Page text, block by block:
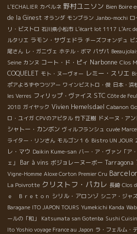
L'ECHALIER カベルネ 野村ユニソン Bien Boire
de la Ginest オランダ モンブラン Janbo-mochi ロ
リ・ビストロ 石川県小松市 L'écart lot 1117 L'Arc
ルタリエ ラモン・サヴェドラ チーズフォンデュ ビ
尾さん レ・ガニヴェ ホテル・ボマ パザパ
Seine カンヌ コート・ド・ピィ Narbonne Clos
COQUELET モト・ヌーヴォー レミー・スリエ
ポアよろずやつツアー ワインビストロ・俊 日本・浜
les Verres フィリップ・ヴァイス STC Côte de
2018 ガイヤック Vivien Hemelsdael Cabanon
ロ・ユイガ CPVのアビタル 竹下正樹 ドメーヌ・ア
シャトー・カンボン ヴィルフランシュ cuvée
ライター・リンさん モルゴン１６ Bistro UN JOUR
レ・マウ Daikin Kume-san バー・ア・ヴァン「ア
ェ」
Bar à vins ボジョレーヌーボー Tarragona
Vigne-Homme Aloxe Corton Premier Cru
La Poivrotte クリストフ・パカレ 長崎 Clos
ｅ Ｂｒｅｔｏｎ シリル・アロンゾ シニア・ジャ
Baragane ITO JAPON TOURS Yumekichi Kanda
ールの「和」
Katsumata san Gotenba Sushi
Ito Yoshio voyage France au Japon ラ・フェルム・